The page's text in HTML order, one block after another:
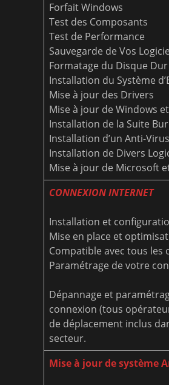
Forfait Windows
Test des Composants
Test de Performance
Sauvegarde de Vos
Formatage du Disque Dur
Installation du Système
Mise à jour des Drivers
Mise à jour de Windows
Installation de la Suite
Installation d’un Anti-
Installation de Divers
Mise à jour de Microsoft
CONNEXION INTERNET
Installation et
Mise en place et
Compatible avec tous les
Paramétrage de votre
Dépannage et
connexion (tous
de déplacement inclus
secteur.
Mise à jour de système